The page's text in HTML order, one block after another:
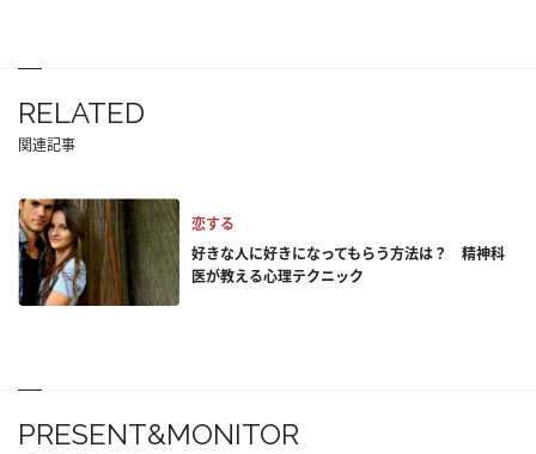
RELATED
関連記事
恋する
好きな人に好きになってもらう方法は？ 精神科
医が教える心理テクニック
PRESENT&MONITOR